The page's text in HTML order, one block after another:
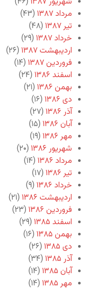
مرداد ۱۳۸۷
(۴۳)
تیر ۱۳۸۷
(۴۸)
خرداد ۱۳۸۷
(۲۹)
اردیبهشت ۱۳۸۷
(۲۶)
فروردین ۱۳۸۷
(۱۴)
اسفند ۱۳۸۶
(۲۴)
بهمن ۱۳۸۶
(۲۱)
دی ۱۳۸۶
(۱۶)
آذر ۱۳۸۶
(۲۷)
آبان ۱۳۸۶
(۱۵)
مهر ۱۳۸۶
(۱۹)
شهریور ۱۳۸۶
(۲۰)
مرداد ۱۳۸۶
(۱۴)
تیر ۱۳۸۶
(۱۷)
خرداد ۱۳۸۶
(۹)
اردیبهشت ۱۳۸۶
(۲۱)
فروردین ۱۳۸۶
(۲۳)
اسفند ۱۳۸۵
(۲۹)
بهمن ۱۳۸۵
(۱۶)
دی ۱۳۸۵
(۲۶)
آذر ۱۳۸۵
(۳۴)
آبان ۱۳۸۵
(۱۴)
مهر ۱۳۸۵
(۱۴)